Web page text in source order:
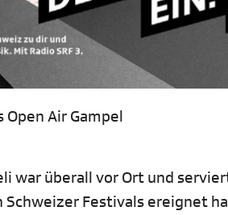
Open Air Gampel
war überall vor Ort und
Schweizer Festivals ereignet